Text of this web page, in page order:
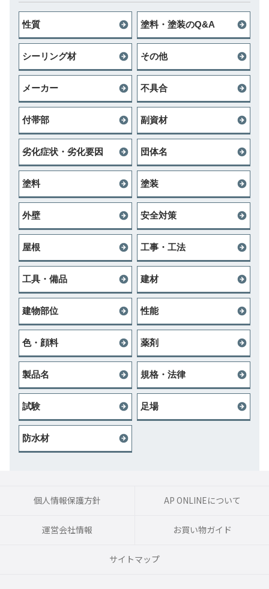
性質 塗料・塗装のQ&A
シーリング材 その他
メーカー 不具合
付帯部 副資材
劣化症状・劣化要因 団体名
塗料 塗装
外壁 安全対策
屋根 工事・工法
工具・備品 建材
建物部位 性能
色・顔料 薬剤
製品名 規格・法律
試験 足場
防水材
個人情報保護方針 AP ONLINEについて
運営会社情報 お買い物ガイド
サイトマップ